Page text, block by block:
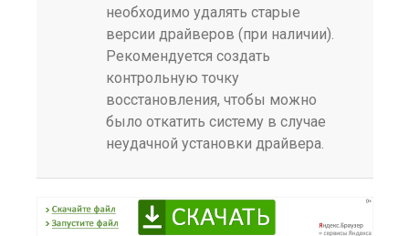
необходимо удалять старые
версии драйверов (при наличии).
Рекомендуется создать
контрольную точку
восстановления, чтобы можно
было откатить систему в случае
неудачной установки драйвера.